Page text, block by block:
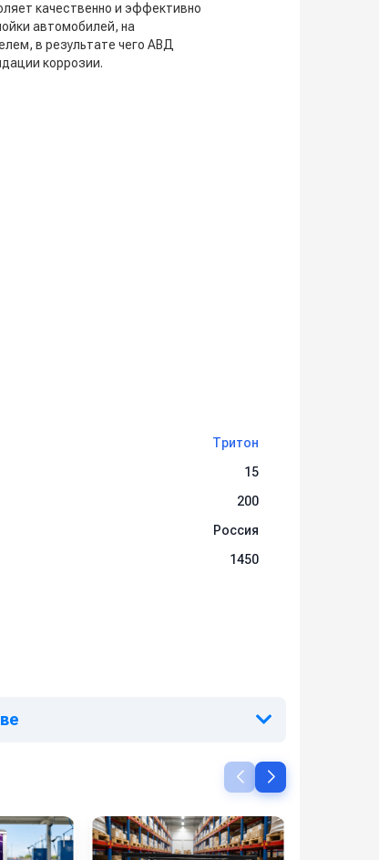
качественно и эффективно
автомобилей, на
в результате чего АВД
коррозии.
Тритон
15
200
Россия
1450